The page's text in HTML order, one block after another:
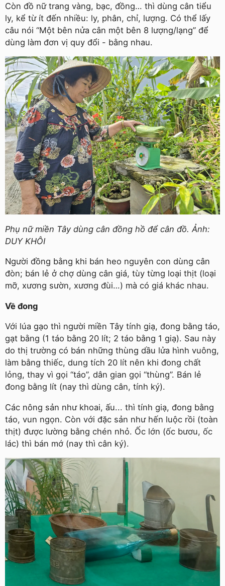
Còn đồ nữ trang vàng, bạc, đồng… thì dùng cân tiểu
ly, kể từ ít đến nhiều: ly, phân, chỉ, lượng. Có thể lấy
câu nói “Một bên nửa cân một bên 8 lượng/lạng” để
dùng làm đơn vị quy đổi - bằng nhau.
Phụ nữ miền Tây dùng cân đồng hồ để cân đồ. Ảnh:
DUY KHÔI
Người đồng bằng khi bán heo nguyên con dùng cân
đòn; bán lẻ ở chợ dùng cân giá, tùy từng loại thịt (loại
mỡ, xương sườn, xương đùi…) mà có giá khác nhau.
Về đong
Với lúa gạo thì người miền Tây tính giạ, đong bằng táo,
gạt bằng (1 táo bằng 20 lít; 2 táo bằng 1 giạ). Sau này
do thị trường có bán những thùng dầu lửa hình vuông,
làm bằng thiếc, dung tích 20 lít nên khi đong chất
lỏng, thay vì gọi “táo”, dân gian gọi “thùng”. Bán lẻ
đong bằng lít (nay thì dùng cân, tính ký).
Các nông sản như khoai, ấu... thì tính giạ, đong bằng
táo, vun ngọn. Còn với đặc sản như hến luộc rồi (toàn
thịt) được lường bằng chén nhỏ. Ốc lớn (ốc bươu, ốc
lác) thì bán mớ (nay thì cân ký).